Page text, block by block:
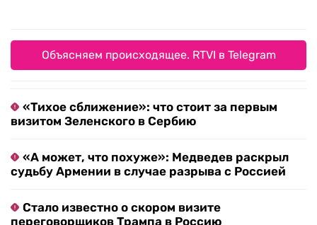
Объясняем происходящее. RTVI в Telegram
«Тихое сближение»: что стоит за первым
визитом Зеленского в Сербию
«А может, что похуже»: Медведев раскрыл
судьбу Армении в случае разрыва с Россией
Стало известно о скором визите
переговорщиков Трампа в Россию